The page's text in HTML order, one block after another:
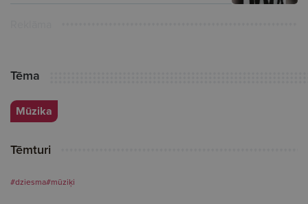
Tēma
Mūzika
Tēmturi
#dziesma#mūziķi